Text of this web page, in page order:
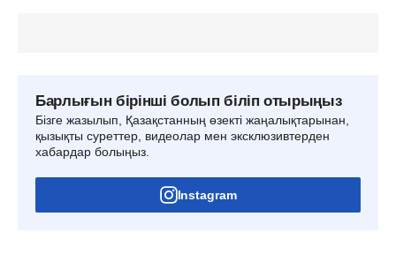
Барлығын бірінші болып біліп отырыңыз
Бізге жазылып, Қазақстанның өзекті жаңалықтарынан,
қызықты суреттер, видеолар мен эксклюзивтерден
хабардар болыңыз.
Instagram